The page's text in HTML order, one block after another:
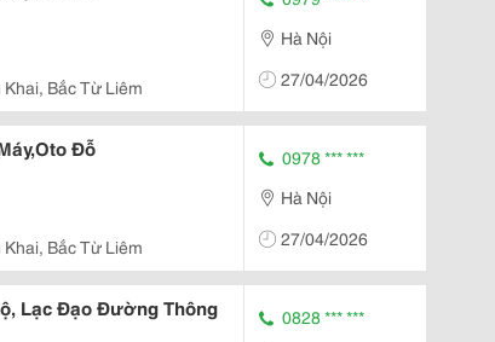
Bắc Từ Liêm
Hà Nội
27/04/2026
Đỗ
Bắc Từ Liêm
0978 *** ***
Hà Nội
27/04/2026
Lạc Đạo Đường Thông
0828 *** ***